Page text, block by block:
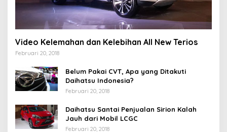
Video Kelemahan dan Kelebihan All New Terios
Februari 20, 2018
Belum Pakai CVT, Apa yang Ditakuti
Daihatsu Indonesia?
Februari 20, 2018
Daihatsu Santai Penjualan Sirion Kalah
Jauh dari Mobil LCGC
Februari 20, 2018